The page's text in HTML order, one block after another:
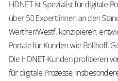
HDNET ist Spezialist für digitale
über 50 Expert:innen an den
Werther/Westf. konzipieren,
Portale für Kunden wie Böllhoff,
Die HDNET-Kunden profitieren
für digitale Prozesse,